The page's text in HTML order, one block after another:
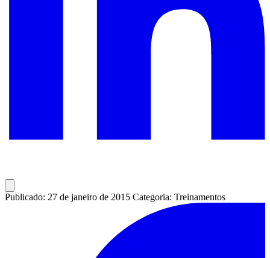
Publicado: 27 de janeiro de 2015 Categoria: Treinamentos